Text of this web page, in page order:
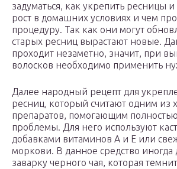
задуматься, как укрепить ресницы
рост в домашних условиях и чем
процедуру. Так как они могут
старых ресниц вырастают новые.
проходит незаметно, значит, при
волосков необходимо применить
Далее народный рецепт для
ресниц, который считают одним из
препаратов, помогающим полностью
проблемы. Для него используют
добавками витаминов A и E или
моркови. В данное средство иногда
заварку черного чая, которая